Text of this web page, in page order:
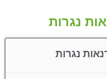
נגרות